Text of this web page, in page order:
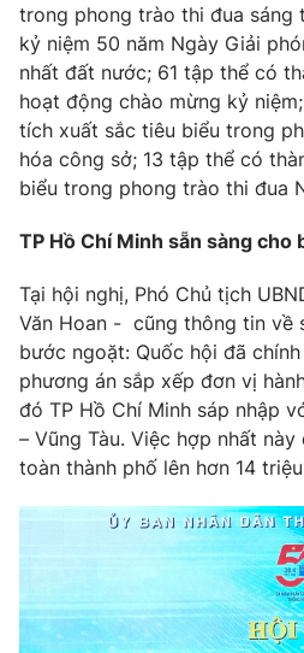
trong phong trào thi đua sáng
kỷ niệm 50 năm Ngày Giải
nhất đất nước; 61 tập thể có
hoạt động chào mừng kỷ
tích xuất sắc tiêu biểu trong
hóa công sở; 13 tập thể có
biểu trong phong trào thi đua
TP Hồ Chí Minh sẵn sàng
Tại hội nghị, Phó Chủ tịch
Văn Hoan - cũng thông tin về
bước ngoặt: Quốc hội đã
phương án sắp xếp đơn vị
đó TP Hồ Chí Minh sáp nhập
– Vũng Tàu. Việc hợp nhất
toàn thành phố lên hơn 14